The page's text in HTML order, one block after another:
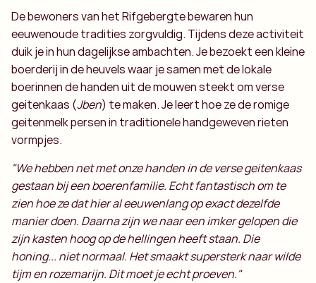
De bewoners van het Rifgebergte bewaren hun
eeuwenoude tradities zorgvuldig. Tijdens deze activiteit
duik je in hun dagelijkse ambachten. Je bezoekt een kleine
boerderij in de heuvels waar je samen met de lokale
boerinnen de handen uit de mouwen steekt om verse
geitenkaas (Jben) te maken. Je leert hoe ze de romige
geitenmelk persen in traditionele handgeweven rieten
vormpjes.
"We hebben net met onze handen in de verse geitenkaas
gestaan bij een boerenfamilie. Echt fantastisch om te
zien hoe ze dat hier al eeuwenlang op exact dezelfde
manier doen. Daarna zijn we naar een imker gelopen die
zijn kasten hoog op de hellingen heeft staan. Die
honing... niet normaal. Het smaakt supersterk naar wilde
tijm en rozemarijn. Dit moet je echt proeven."